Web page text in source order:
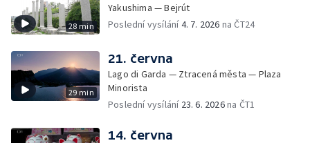
28 min
Yakushima — Bejrút
Poslední vysílání4. 7. 2026 na ČT24
29 min
21. června
Lago di Garda — Ztracená města — Plaza
Minorista
Poslední vysílání 23. 6. 2026na ČT1
14. června